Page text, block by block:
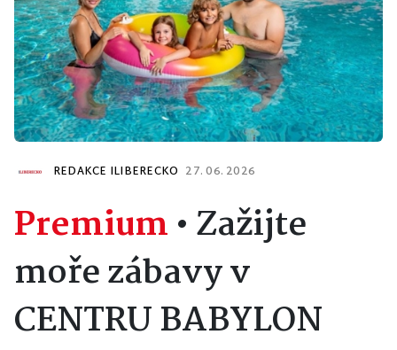
REDAKCE ILIBERECKO 27. 06. 2026
Premium•Zažijte
moře zábavy v
CENTRU BABYLON